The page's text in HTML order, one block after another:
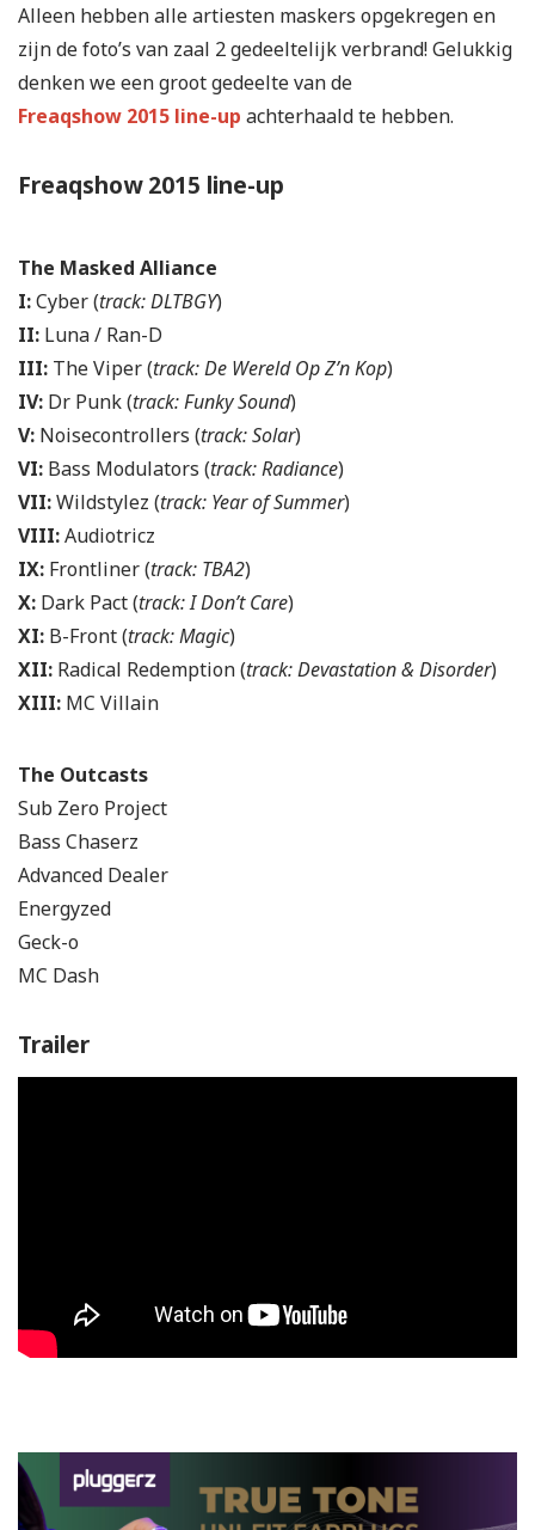
Alleen hebben alle artiesten maskers opgekregen en
zijn de foto’s van zaal 2 gedeeltelijk verbrand! Gelukkig
denken we een groot gedeelte van de
Freaqshow 2015 line-up achterhaald te hebben.
Freaqshow 2015 line-up
The Masked Alliance
I:Cyber (track: DLTBGY)
II: Luna / Ran-D
III: The Viper (track: De Wereld Op Z’n Kop)
IV: Dr Punk (track: Funky Sound)
V: Noisecontrollers (track: Solar)
VI: Bass Modulators (track: Radiance)
VII:Wildstylez (track: Year of Summer)
VIII:Audiotricz
IX: Frontliner (track: TBA2)
X: Dark Pact (track: I Don’t Care)
XI: B-Front (track: Magic)
XII: Radical Redemption (track: Devastation & Disorder)
XIII: MC Villain
The Outcasts
Sub Zero Project
Bass Chaserz
Advanced Dealer
Energyzed
Geck-o
MC Dash
Trailer